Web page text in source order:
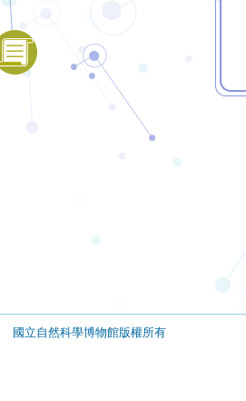
國立自然科學博物館版權所有